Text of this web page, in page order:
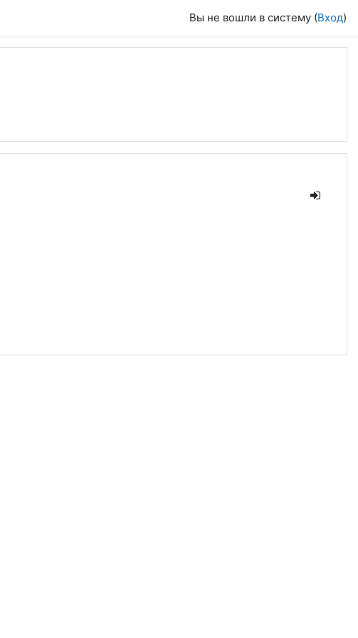
Вы не вошли в систему (Вход)